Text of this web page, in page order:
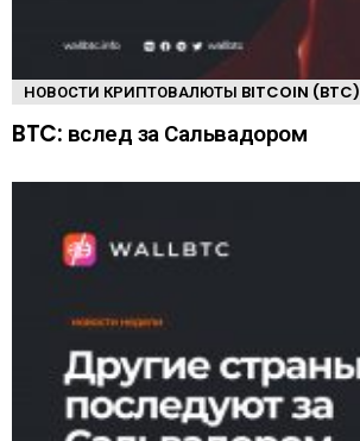
НОВОСТИ КРИПТОВАЛЮТЫ BITCOIN (BTC)
BTC: вслед за Сальвадором